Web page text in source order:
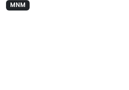
MNM